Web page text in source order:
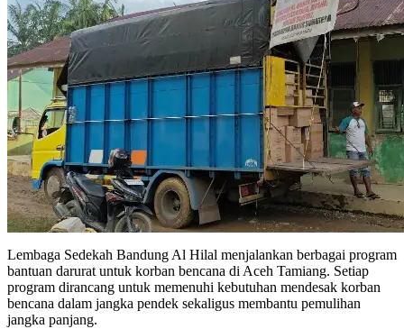
Lembaga Sedekah Bandung Al Hilal menjalankan berbagai program
bantuan darurat untuk korban bencana di Aceh Tamiang. Setiap
program dirancang untuk memenuhi kebutuhan mendesak korban
bencana dalam jangka pendek sekaligus membantu pemulihan
jangka panjang.